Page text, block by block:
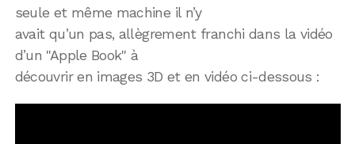
seule et même machine il n’y
avait qu’un pas, allègrement franchi dans la vidéo
d’un "Apple Book" à
découvrir en images 3D et en vidéo ci-dessous :